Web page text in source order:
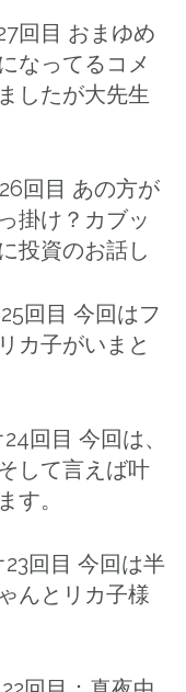
回目 おまゆめ
なってるコメ
したが大先生
回目 あの方が
掛け？カブッ
投資のお話し
回目 今回はフ
カ子がいまと
回目 今回は、
して言えば叶
す。
回目 今回は半
んとリカ子様